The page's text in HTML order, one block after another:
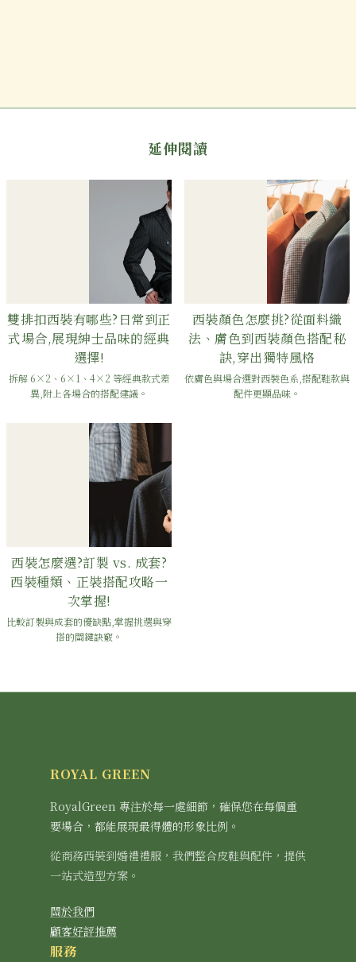
延伸閱讀
雙排扣西裝有哪些?日常到正
式場合,展現紳士品味的經典
選擇!
拆解 6×2、6×1、4×2 等經典款式差
異,附上各場合的搭配建議。
西裝顏色怎麼挑?從面料織
法、膚色到西裝顏色搭配秘
訣,穿出獨特風格
依膚色與場合選對西裝色系,搭配鞋款與
配件更顯品味。
西裝怎麼選?訂製 vs. 成套?
西裝種類、正裝搭配攻略一
次掌握!
比較訂製與成套的優缺點,掌握挑選與穿
搭的關鍵訣竅。
ROYAL GREEN
RoyalGreen 專注於每一處細節，確保您在每個重
要場合，都能展現最得體的形象比例。
從商務西裝到婚禮禮服，我們整合皮鞋與配件，提供
一站式造型方案。
關於我們
顧客好評推薦
服務